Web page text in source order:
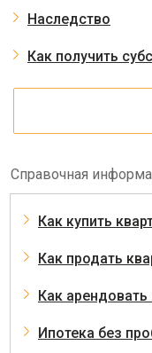
Наследство
Как получить
Справочная
Как купить
Как продать
Как
Ипотека без